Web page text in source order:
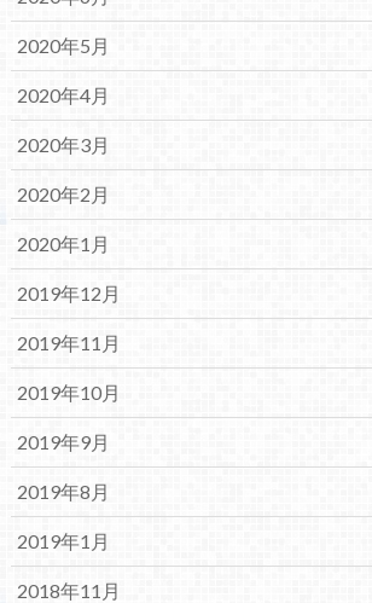
2020年5月
2020年4月
2020年3月
2020年2月
2020年1月
2019年12月
2019年11月
2019年10月
2019年9月
2019年8月
2019年1月
2018年11月